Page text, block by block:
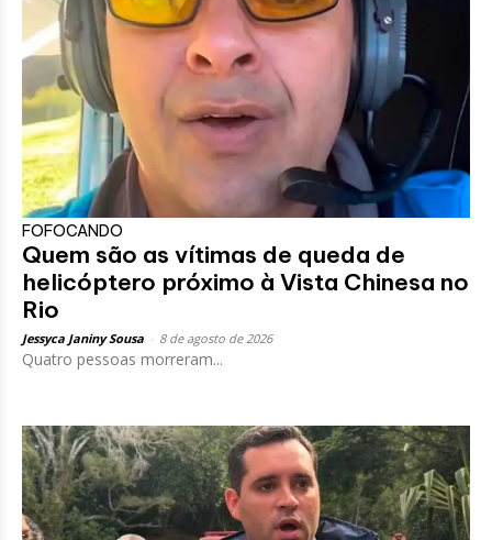
FOFOCANDO
Quem são as vítimas de queda de
helicóptero próximo à Vista Chinesa no
Rio
Jessyca Janiny Sousa 8 de agosto de 2026
Quatro pessoas morreram...